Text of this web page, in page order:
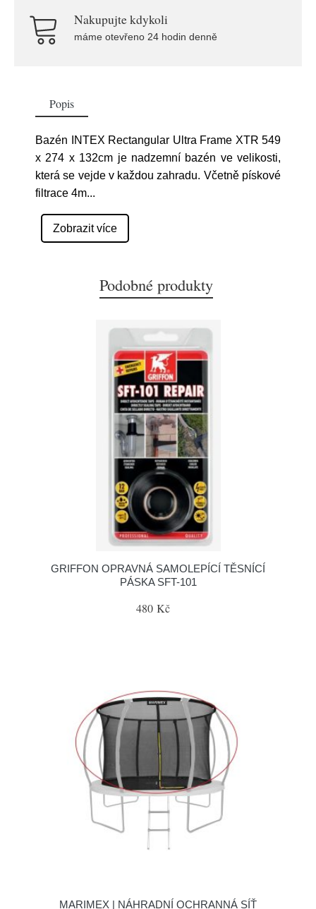
Nakupujte kdykoli
máme otevřeno 24 hodin denně
Popis
Bazén INTEX Rectangular Ultra Frame XTR 549
x 274 x 132cm je nadzemní bazén ve velikosti,
která se vejde v každou zahradu. Včetně pískové
filtrace 4m...
Zobrazit více
Podobné produkty
GRIFFON OPRAVNÁ SAMOLEPÍCÍ TĚSNÍCÍ
PÁSKA SFT-101
480 Kč
MARIMEX | NÁHRADNÍ OCHRANNÁ SÍŤ